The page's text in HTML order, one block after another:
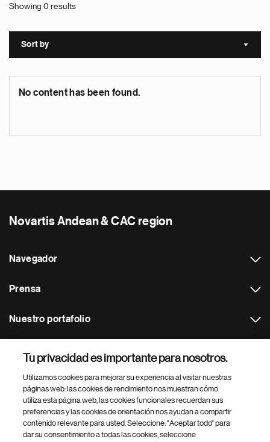
Showing 0 results
Sort by Sort
No content has been found.
Novartis Andean & CAC region
Navegador
Prensa
Nuestro portafolio
Footer Site Search
Tu privacidad es importante para nosotros.
Utilizamos cookies para mejorar su experiencia al visitar nuestras
páginas web: las cookies de rendimiento nos muestran cómo
utiliza esta página web, las cookies funcionales recuerdan sus
preferencias y las cookies de orientación nos ayudan a compartir
contenido relevante para usted. Seleccione: "Aceptar todo" para
dar su consentimiento a todas las cookies, seleccione